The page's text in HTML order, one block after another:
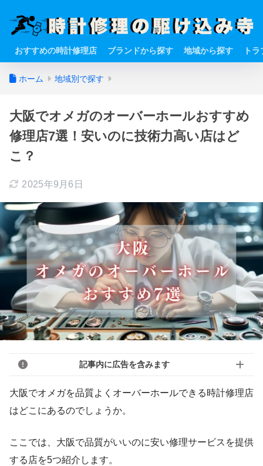
おすすめの時計修理店 ブランドから探す 地域から探す ト
ホーム 地域別で探す
大阪でオメガのオーバーホールおすすめ
修理店7選！安いのに技術力高い店はど
こ？
2025年9月6日
記事内に広告を含みます
大阪でオメガを品質よくオーバーホールできる時計修理店
はどこにあるのでしょうか。
ここでは、大阪で品質がいいのに安い修理サービスを提供
する店を5つ紹介します。